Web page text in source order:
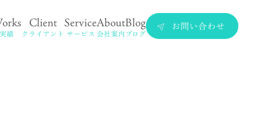
実績
Client
クライアント
Service
サービス
About
会社案内
Blog
ブログ お問い合わせ